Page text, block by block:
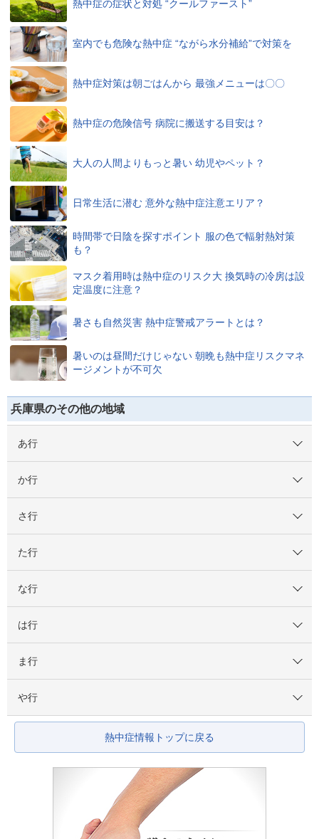
熱中症の症状と対処 “クールファースト”
室内でも危険な熱中症 “ながら水分補給”で対策を
熱中症対策は朝ごはんから 最強メニューは〇〇
熱中症の危険信号 病院に搬送する目安は？
大人の人間よりもっと暑い 幼児やペット？
日常生活に潜む 意外な熱中症注意エリア？
時間帯で日陰を探すポイント 服の色で輻射熱対策
も？
マスク着用時は熱中症のリスク大 換気時の冷房は設
定温度に注意？
暑さも自然災害 熱中症警戒アラートとは？
暑いのは昼間だけじゃない 朝晩も熱中症リスクマネ
ージメントが不可欠
兵庫県のその他の地域
あ行
か行
さ行
た行
な行
は行
ま行
や行
熱中症情報トップに戻る